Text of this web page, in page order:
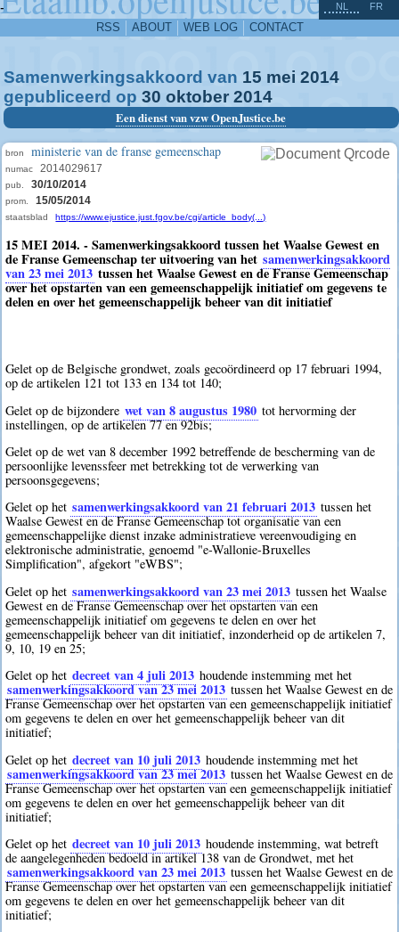
-
RSS ABOUT WEB LOG CONTACT
NL FR
Samenwerkingsakkoord van 15 mei 2014
gepubliceerd op 30 oktober 2014
Een dienst van vzw OpenJustice.be
bron ministerie van de franse gemeenschap
numac 2014029617
pub. 30/10/2014
prom. 15/05/2014
staatsblad https://www.ejustice.just.fgov.be/cgi/article_body(...)
15 MEI 2014. - Samenwerkingsakkoord tussen het Waalse Gewest en
de Franse Gemeenschap ter uitvoering van het samenwerkingsakkoord
van 23 mei 2013 tussen het Waalse Gewest en de Franse Gemeenschap
over het opstarten van een gemeenschappelijk initiatief om gegevens te
delen en over het gemeenschappelijk beheer van dit initiatief
Gelet op de Belgische grondwet, zoals gecoördineerd op 17 februari 1994,
op de artikelen 121 tot 133 en 134 tot 140;
Gelet op de bijzondere wet van 8 augustus 1980 tot hervorming der
instellingen, op de artikelen 77 en 92bis;
Gelet op de wet van 8 december 1992 betreffende de bescherming van de
persoonlijke levenssfeer met betrekking tot de verwerking van
persoonsgegevens;
Gelet op het samenwerkingsakkoord van 21 februari 2013 tussen het
Waalse Gewest en de Franse Gemeenschap tot organisatie van een
gemeenschappelijke dienst inzake administratieve vereenvoudiging en
elektronische administratie, genoemd "e-Wallonie-Bruxelles
Simplification", afgekort "eWBS";
Gelet op het samenwerkingsakkoord van 23 mei 2013 tussen het Waalse
Gewest en de Franse Gemeenschap over het opstarten van een
gemeenschappelijk initiatief om gegevens te delen en over het
gemeenschappelijk beheer van dit initiatief, inzonderheid op de artikelen 7,
9, 10, 19 en 25;
Gelet op het decreet van 4 juli 2013 houdende instemming met het
samenwerkingsakkoord van 23 mei 2013 tussen het Waalse Gewest en de
Franse Gemeenschap over het opstarten van een gemeenschappelijk initiatief
om gegevens te delen en over het gemeenschappelijk beheer van dit
initiatief;
Gelet op het decreet van 10 juli 2013 houdende instemming met het
samenwerkingsakkoord van 23 mei 2013 tussen het Waalse Gewest en de
Franse Gemeenschap over het opstarten van een gemeenschappelijk initiatief
om gegevens te delen en over het gemeenschappelijk beheer van dit
initiatief;
Gelet op het decreet van 10 juli 2013 houdende instemming, wat betreft
de aangelegenheden bedoeld in artikel 138 van de Grondwet, met het
samenwerkingsakkoord van 23 mei 2013 tussen het Waalse Gewest en de
Franse Gemeenschap over het opstarten van een gemeenschappelijk initiatief
om gegevens te delen en over het gemeenschappelijk beheer van dit
initiatief;
^